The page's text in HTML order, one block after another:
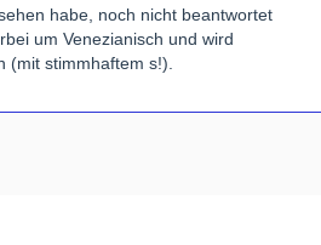
habe, noch nicht beantwortet
um Venezianisch und wird
(mit stimmhaftem s!).